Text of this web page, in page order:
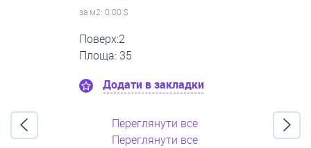
за м2: 8.33 $
Поверх:3
Площа: 60
Додати в закладки
Переглянути все
Переглянути все